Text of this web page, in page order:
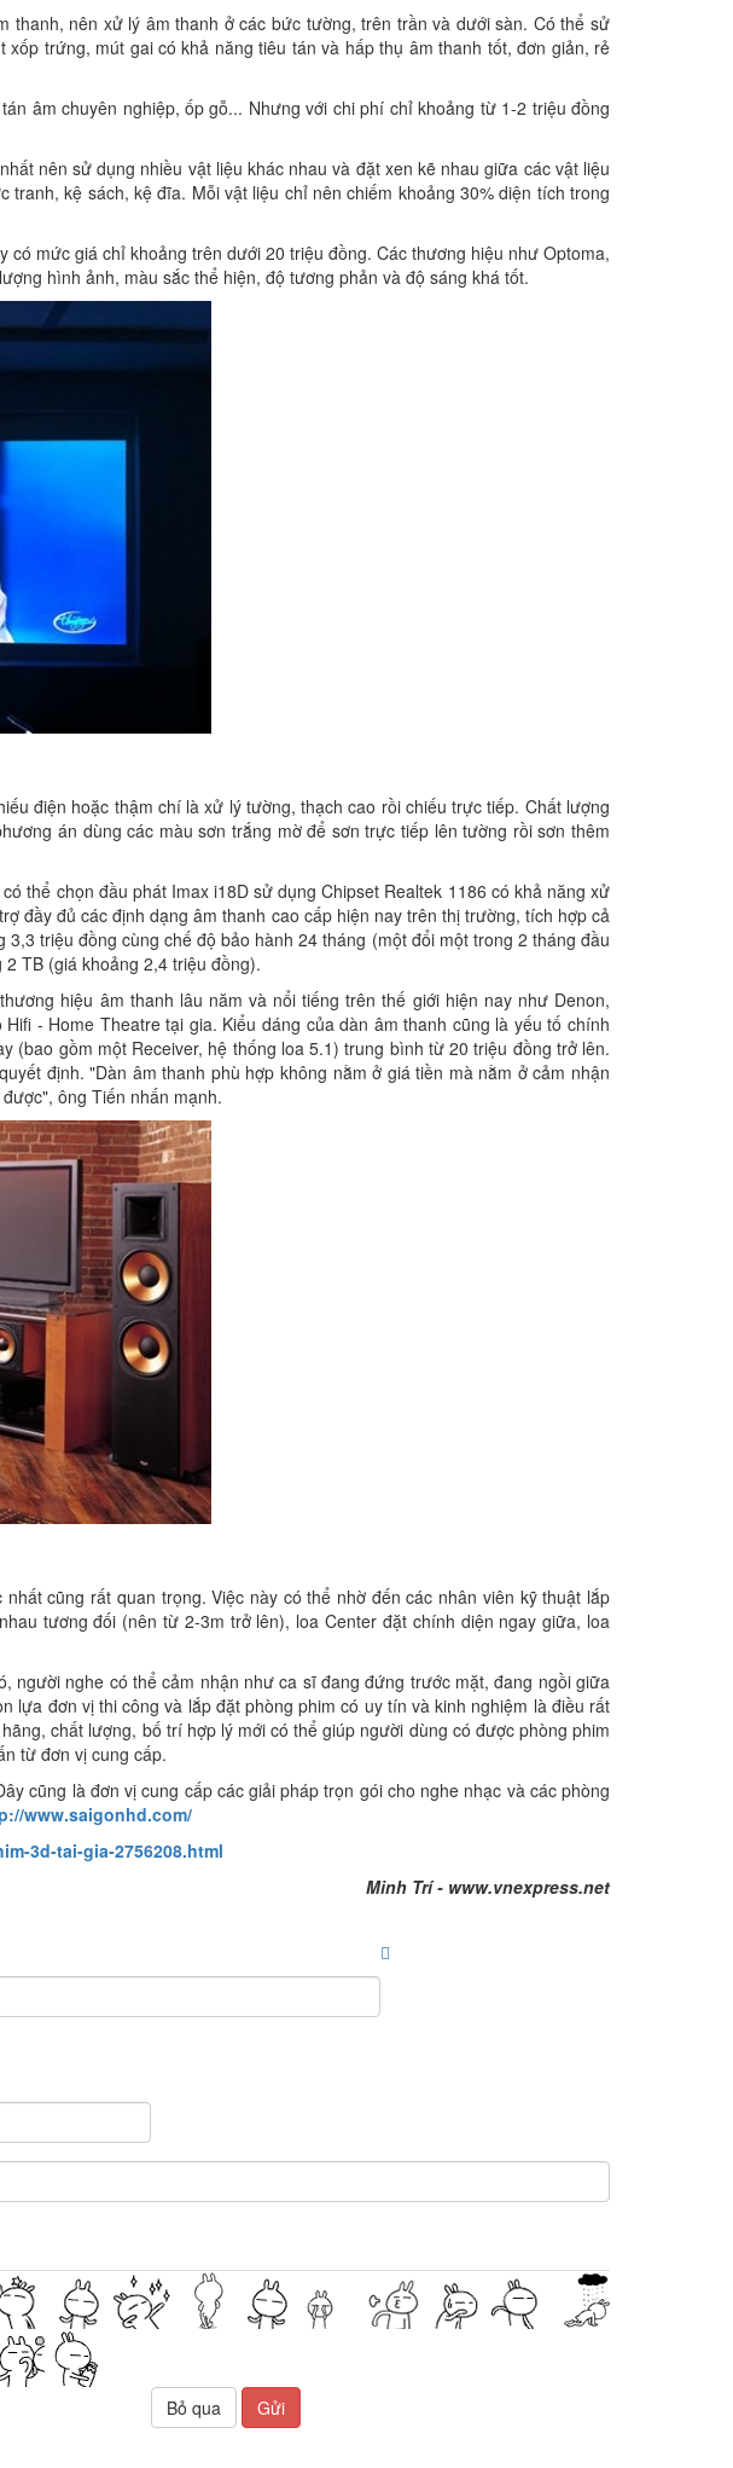
nên xử lý âm thanh ở các bức tường, trên trần và dưới sàn. Có thể sử
trứng, mút gai có khả năng tiêu tán và hấp thụ âm thanh tốt, đơn giản, rẻ
âm chuyên nghiệp, ốp gỗ... Nhưng với chi phí chỉ khoảng từ 1-2 triệu đồng
nên sử dụng nhiều vật liệu khác nhau và đặt xen kẽ nhau giữa các vật liệu
kệ sách, kệ đĩa. Mỗi vật liệu chỉ nên chiếm khoảng 30% diện tích trong
mức giá chỉ khoảng trên dưới 20 triệu đồng. Các thương hiệu như Optoma,
hình ảnh, màu sắc thể hiện, độ tương phản và độ sáng khá tốt.
điện hoặc thậm chí là xử lý tường, thạch cao rồi chiếu trực tiếp. Chất lượng
án dùng các màu sơn trắng mờ để sơn trực tiếp lên tường rồi sơn thêm
thể chọn đầu phát Imax i18D sử dụng Chipset Realtek 1186 có khả năng xử
đầy đủ các định dạng âm thanh cao cấp hiện nay trên thị trường, tích hợp cả
triệu đồng cùng chế độ bảo hành 24 tháng (một đổi một trong 2 tháng đầu
TB (giá khoảng 2,4 triệu đồng).
hiệu âm thanh lâu năm và nổi tiếng trên thế giới hiện nay như Denon,
- Home Theatre tại gia. Kiểu dáng của dàn âm thanh cũng là yếu tố chính
(bao gồm một Receiver, hệ thống loa 5.1) trung bình từ 20 triệu đồng trở lên.
định. "Dàn âm thanh phù hợp không nằm ở giá tiền mà nằm ở cảm nhận
ông Tiến nhấn mạnh.
cũng rất quan trọng. Việc này có thể nhờ đến các nhân viên kỹ thuật lắp
tương đối (nên từ 2-3m trở lên), loa Center đặt chính diện ngay giữa, loa
người nghe có thể cảm nhận như ca sĩ đang đứng trước mặt, đang ngồi giữa
lựa đơn vị thi công và lắp đặt phòng phim có uy tín và kinh nghiệm là điều rất
chất lượng, bố trí hợp lý mới có thể giúp người dùng có được phòng phim
từ đơn vị cung cấp.
cũng là đơn vị cung cấp các giải pháp trọn gói cho nghe nhạc và các phòng
www.saigonhd.com/
3d-tai-gia-2756208.html
Minh Trí - www.vnexpress.net
Bỏ qua Gửi